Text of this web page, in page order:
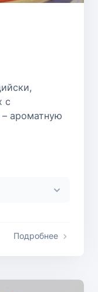
с
ароматную
Подробнее